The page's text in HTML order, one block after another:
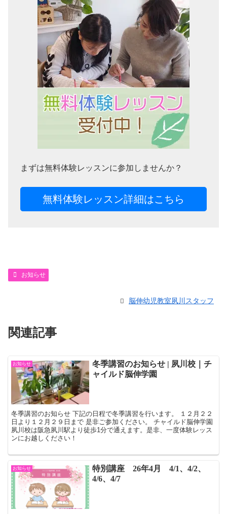
まずは無料体験レッスンに参加しませんか？
無料体験レッスン詳細はこちら
お知らせ
脳伸幼児教室夙川スタッフ
関連記事
お知らせ
冬季講習のお知らせ | 夙川校｜チ
ャイルド脳伸学園
冬季講習のお知らせ 下記の日程で冬季講習を行います。 １２月２２
日より１２月２９日まで 是非ご参加ください。 チャイルド脳伸学園
夙川校は阪急夙川駅より徒歩1分で通えます。是非、一度体験レッス
ンにお越しください！
お知らせ
特別講座 26年4月 4/1、4/2、
4/6、4/7